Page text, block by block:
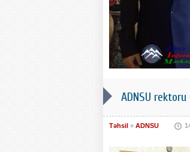
ADNSU
Təhsil » ADNSU